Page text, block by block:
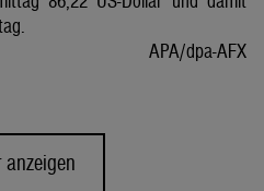
APA/dpa-AFX
anzeigen